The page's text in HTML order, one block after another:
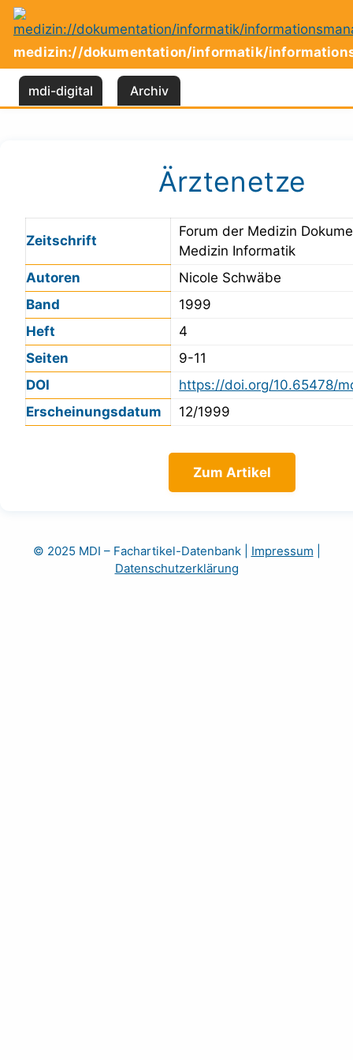
Zum
Inhalt
springen
medizin://dokumentation/informatik/
mdi-digital Archiv
Ärztenetze
Zeitschrift
Forum der Medizin
Medizin Informatik
Autoren
Nicole Schwäbe
Band
1999
Heft
4
Seiten
9-11
DOI
https://doi.org/10.65478/
Erscheinungsdatum
12/1999
Zum Artikel
© 2025 MDI – Fachartikel-Datenbank| Impressum
Datenschutzerklärung